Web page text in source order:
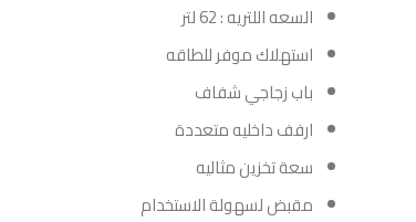
السعه اللتريه : 62 لتر
استهلاك موفر للطاقه
باب زجاجي شفاف
ارفف داخليه متعددة
سعة تخزين مثاليه
مقبض لسهولة الاستخدام